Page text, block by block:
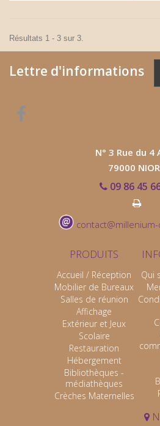
Résultats 1 - 3 sur 3.
Lettre d'informations
N° 3 Rue du 4
79000
09 86 45
PRODUITS
Accueil / Réception
Mobilier de Bureaux
Salles de réunion
Affichage
Extérieur et Jeux
Scolaire
Restauration
Hébergement
Bibliothèques -
médiathèques
Crèches Maternelles
Qui